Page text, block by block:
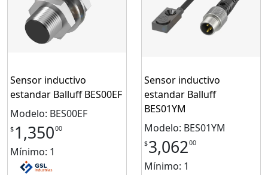
Sensor inductivo
estandar Balluff BES00EF
Modelo: BES00EF
$ 1,35000
Mínimo: 1
Sensor inductivo
estandar Balluff
BES01YM
Modelo: BES01YM
$3,06200
Mínimo: 1